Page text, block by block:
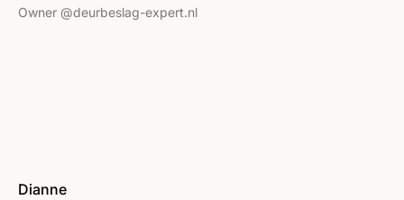
Owner @deurbeslag-expert.nl
Dianne